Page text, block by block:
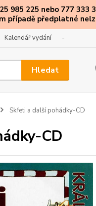
225 nebo 777
případě předplatné
Kalendář vydání -
Hledat
Skřeti a další pohádky-CD
CD